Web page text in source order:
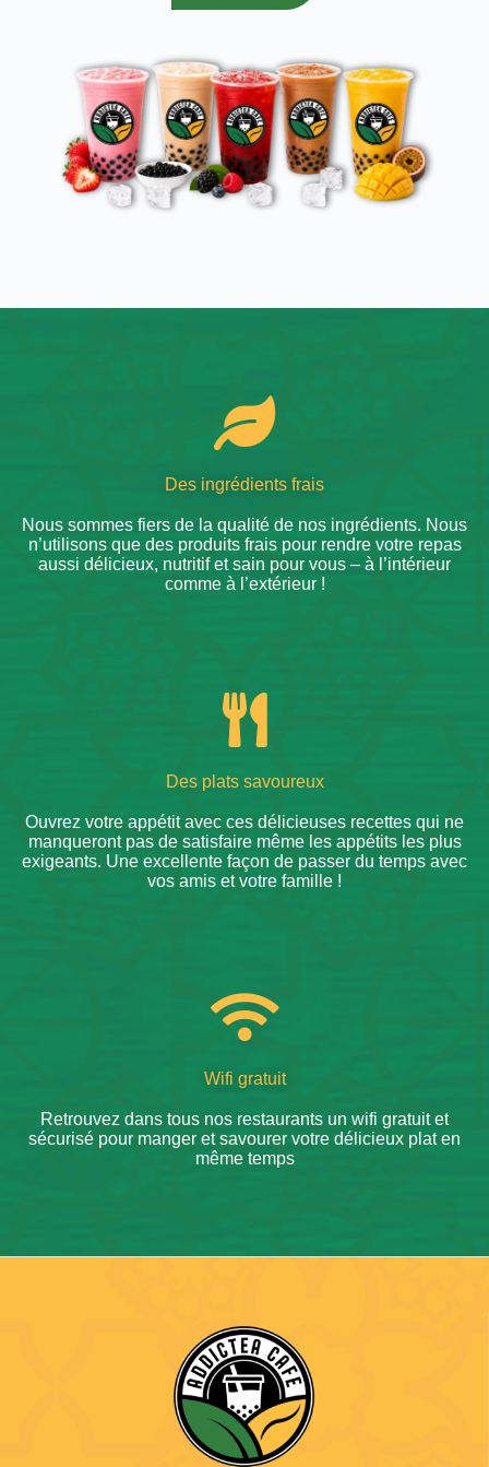
Des ingrédients frais
Nous sommes fiers de la qualité de nos ingrédients. Nous
n’utilisons que des produits frais pour rendre votre repas
aussi délicieux, nutritif et sain pour vous – à l’intérieur
comme à l’extérieur !
Des plats savoureux
Ouvrez votre appétit avec ces délicieuses recettes qui ne
manqueront pas de satisfaire même les appétits les plus
exigeants. Une excellente façon de passer du temps avec
vos amis et votre famille !
Wifi gratuit
Retrouvez dans tous nos restaurants un wifi gratuit et
sécurisé pour manger et savourer votre délicieux plat en
même temps